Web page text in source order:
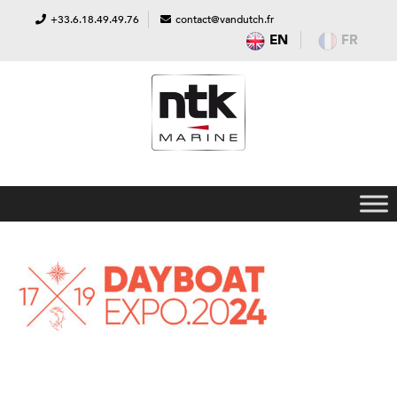
+33.6.18.49.49.76 contact@vandutch.fr
EN FR